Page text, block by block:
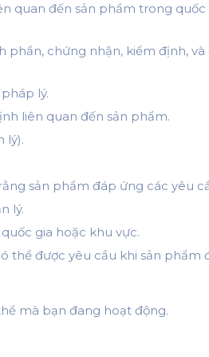
quan đến sản phẩm trong quốc
chứng nhận, kiểm định,
lý.
liên quan đến sản phẩm.
lý).
sản phẩm đáp ứng các yêu
lý.
gia hoặc khu vực.
thể được yêu cầu khi sản phẩm
mà bạn đang hoạt động.